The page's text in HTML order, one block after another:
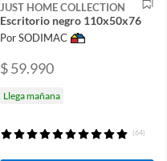
JUST HOME COLLECTION
Escritorio negro 110x50x76
Por SODIMAC
$ 59.990
Llega mañana
(64)